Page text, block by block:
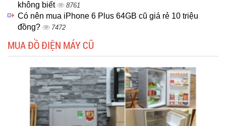
không biết
8761
Có nên mua iPhone 6 Plus 64GB cũ giá rẻ 10 triệu
đồng?
7472
MUA ĐỒ ĐIỆN MÁY CŨ